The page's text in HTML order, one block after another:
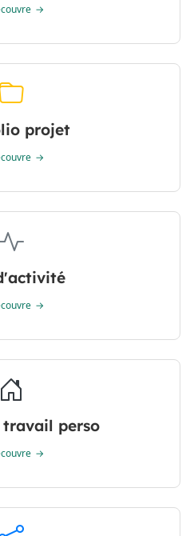
projet
travail perso